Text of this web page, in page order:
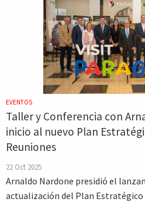
EVENTOS
Taller y Conferencia con
inicio al nuevo Plan
Reuniones
22 Oct 2025
Arnaldo Nardone presidió el
actualización del Plan Estratégico